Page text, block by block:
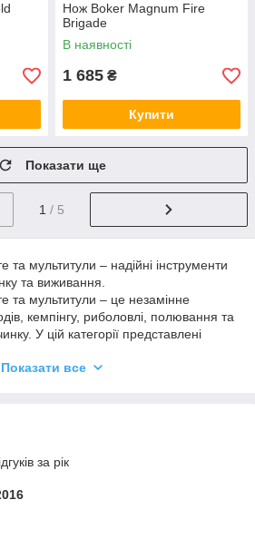
Нож Boker Magnum Fire
Brigade
В наявності
1 685 ₴
Купити
Показати ще
1 / 5
та мультитули – надійні інструменти
та виживання.
та мультитули – це незамінне
кемпінгу, риболовлі, полювання та
У цій категорії представлені
умовах: від приготування їжі
Вони ідеально підходять для
з деревиною та інших побутових
- це потужний інструмент для
гілок та роботи у густій
поєднують в одному компактному
ніж, викрутки, плоскогубці,
інструменти, що робить їх
Показати все
за рік